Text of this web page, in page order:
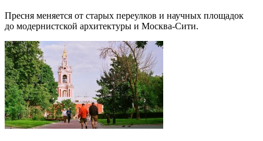
Пресня меняется от старых переулков и научных площадок
до модернистской архитектуры и Москва-Сити.